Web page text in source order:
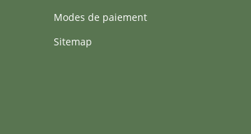
Modes de paiement
Sitemap